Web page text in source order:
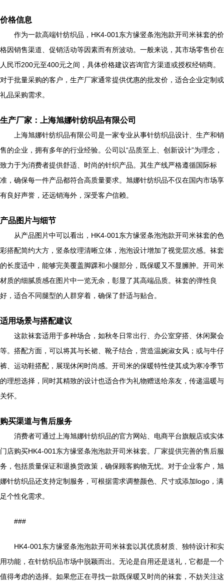
价格信息
作为一款高端针纺织品，HK4-001东方缘竖条泡泡款开司米袜套的价
格因销售渠道、促销活动等因素而有所波动。一般来说，其市场零售价在
人民币200元至400元之间，具体价格建议咨询官方渠道或授权经销商。
对于批量采购的客户，生产厂家通常提供优惠的批发价，适合企业定制或
礼品采购需求。
生产厂家：上海旭娜针纺织品有限公司
上海旭娜针纺织品有限公司是一家专业从事针纺织品设计、生产和销
售的企业，拥有多年的行业经验。公司以“品质至上、创新设计”为理念，
致力于为消费者提供舒适、时尚的针织产品。其生产线严格遵循国际标
准，确保每一件产品都符合高质量要求。旭娜针纺织品不仅在国内市场享
有良好声誉，还远销海外，深受客户信赖。
产品图片与细节
从产品图片中可以看出，HK4-001东方缘竖条泡泡款开司米袜套的色
彩搭配简约大方，竖条纹理清晰立体，泡泡设计增加了视觉层次感。袜套
的长度适中，能够完美覆盖脚踝和小腿部分，既保暖又不显臃肿。开司米
材质的细腻质感在图片中一览无余，彰显了其高端品质。袜套的弹性良
好，适合不同腿型的人群穿着，确保了舒适与贴合。
适用场景与搭配建议
这款袜套适用于多种场合，如秋冬日常出行、办公室穿搭、休闲聚会
等。搭配方面，可以将其与长裙、靴子结合，营造温婉淑女风；或与牛仔
裤、运动鞋搭配，展现休闲时尚感。开司米的保暖特性使其成为寒冷季节
的理想选择，同时其精致的设计也适合作为礼物赠送给亲友，传递温暖与
关怀。
购买渠道与售后服务
消费者可通过上海旭娜针纺织品的官方网站、电商平台旗舰店或实体
门店购买HK4-001东方缘竖条泡泡款开司米袜套。厂家提供完善的售后服
务，包括质量保证和退换货政策，确保顾客购物无忧。对于企业客户，旭
娜针纺织品还支持定制服务，可根据需求调整颜色、尺寸或添加logo，满
足个性化需求。
###
HK4-001东方缘竖条泡泡款开司米袜套以其优质材质、独特设计和实
用功能，在针纺织品市场中脱颖而出。无论是自用还是送礼，它都是一个
值得考虑的选择。如果您正在寻找一款既保暖又时尚的袜套，不妨关注这